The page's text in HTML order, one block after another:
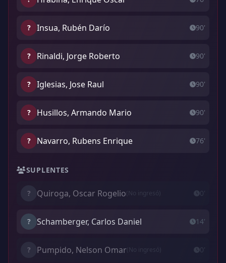
? Insua, Rubén Darío 90'
? Rinaldi, Jorge Roberto 90'
? Iglesias, Jose Raul 90'
? Husillos, Armando Mario 90'
? Navarro, Rubens Enrique 76'
SUPLENTES
? Quiroga, Oscar Rogelio(No ingresó) 0'
? Schamberger, Carlos Daniel 14'
? Pumpido, Nelson Omar(No ingresó) 0'